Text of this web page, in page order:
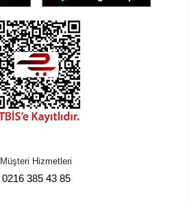
Müşteri Hizmetleri
0216 385 43 85